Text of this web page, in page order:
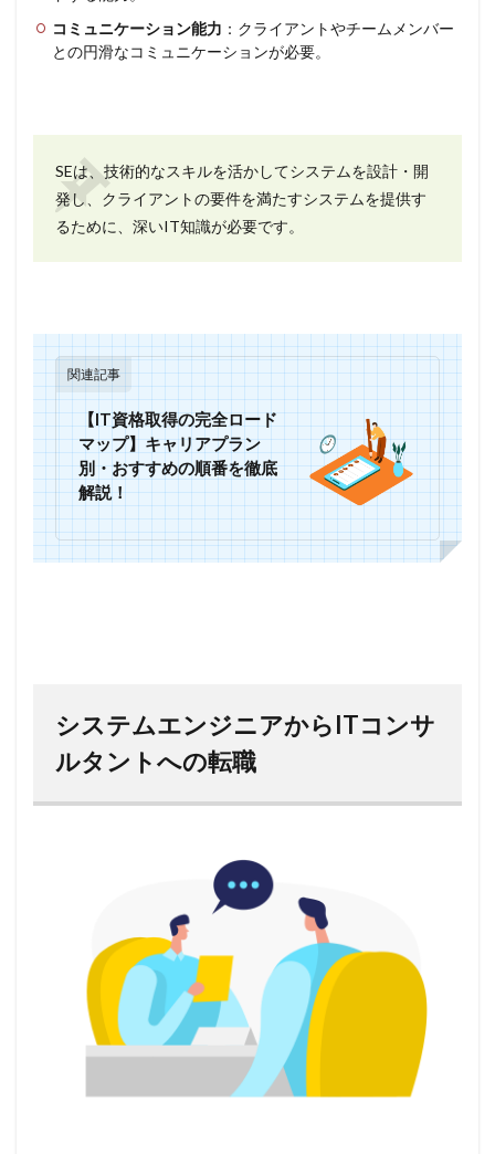
コミュニケーション能力 ：クライアントやチームメンバー
との円滑なコミュニケーションが必要。
SEは、技術的なスキルを活かしてシステムを設計・開
発し、クライアントの要件を満たすシステムを提供す
るために、深いIT知識が必要です。
関連記事
【IT資格取得の完全ロード
マップ】キャリアプラン
別・おすすめの順番を徹底
解説！
システムエンジニアからITコンサ
ルタントへの転職